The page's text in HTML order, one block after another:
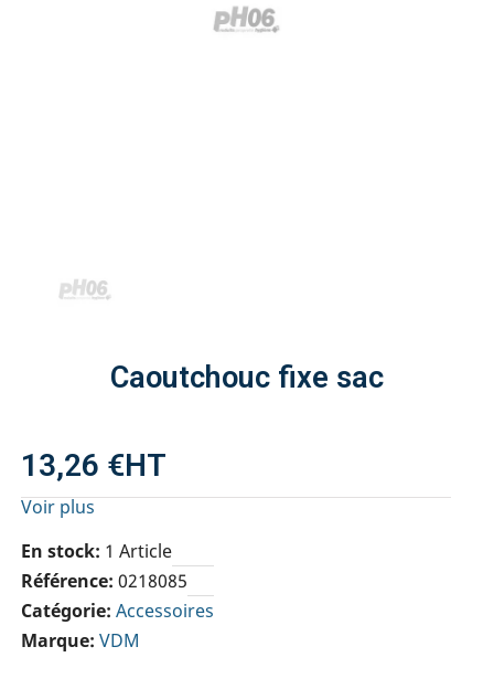
Caoutchouc fixe sac
13,26 €HT
Voir plus
En stock 1 Article
Référence 0218085
Catégorie Accessoires
Marque VDM